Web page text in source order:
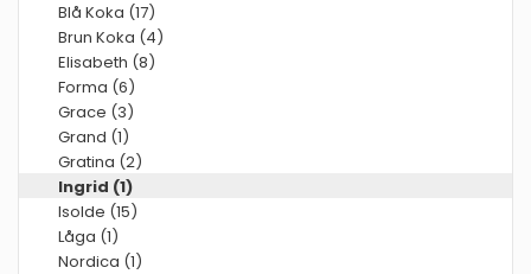
Blå Koka (17)
Brun Koka (4)
Elisabeth (8)
Forma (6)
Grace (3)
Grand (1)
Gratina (2)
Ingrid (1)
Isolde (15)
Låga (1)
Nordica (1)